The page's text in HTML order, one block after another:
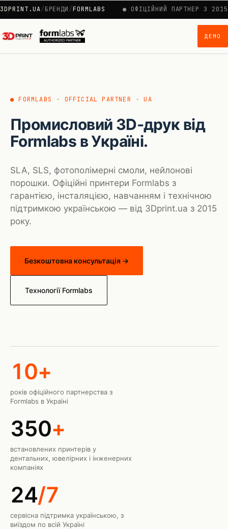
Перейти
до
вмісту
3DPRINT.UA/БРЕНДИ/FORMLABS ● ОФІЦІЙНИЙ ПАРТНЕР З 2015
ДЕМО
● FORMLABS · OFFICIAL PARTNER · UA
Промисловий 3D‑друк від
Formlabs в Україні.
SLA, SLS, фотополімерні смоли, нейлонові
порошки. Офіційні принтери Formlabs з
гарантією, інсталяцією, навчанням і технічною
підтримкою українською — від 3Dprint.ua з 2015
року.
Безкоштовна консультація →
Технології Formlabs
10+
років офіційного партнерства з
Formlabs в Україні
350+
встановлених принтерів у
дентальних, ювелірних і інженерних
компаніях
24/7
сервісна підтримка українською, з
виїздом по всій Україні